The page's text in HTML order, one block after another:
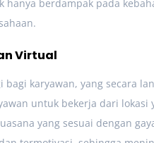
hanya berdampak pada
Virtual
karyawan, yang secara
untuk bekerja dari lokasi
yang sesuai dengan